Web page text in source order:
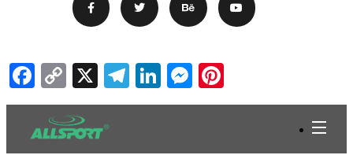
Facebook
Copy
Link
X Telegram
LinkedIn
Messenger